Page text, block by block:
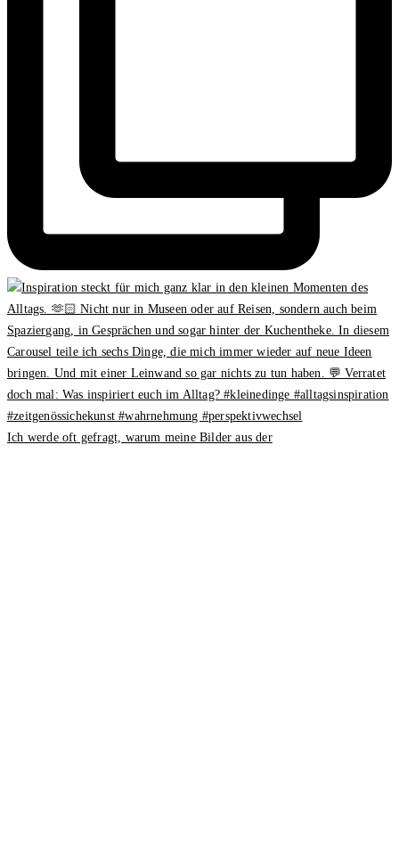
Ich werde oft gefragt, warum meine Bilder aus der